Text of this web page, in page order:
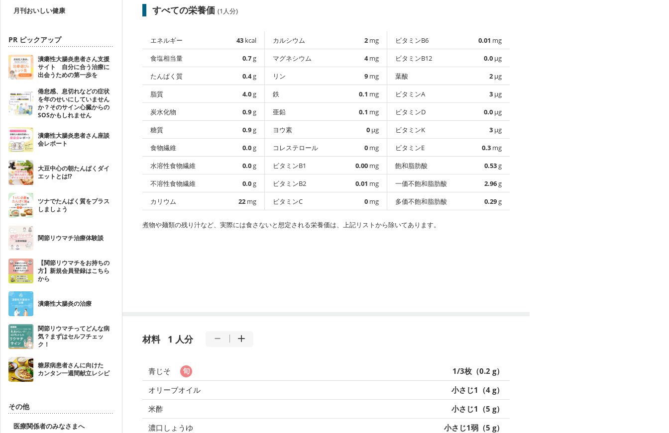
月刊おいしい健康
PR ピックアップ
潰瘍性大腸炎患者さん支援
サイト 自分に合う治療に
出会うための第一歩を
倦怠感、息切れなどの症状
を年のせいにしていません
か？そのサイン心臓からの
SOSかもしれません
潰瘍性大腸炎患者さん座談
会レポート
大豆中心の朝たんぱくダイ
エットとは!?
ツナでたんぱく質をプラス
しましょう
関節リウマチ治療体験談
【関節リウマチをお持ちの
方】新規会員登録はこちら
から
潰瘍性大腸炎の治療
関節リウマチってどんな病
気？まずはセルフチェッ
ク！
糖尿病患者さんに向けた
カンタン一週間献立レシピ
その他
医療関係者のみなさまへ
すべての栄養価 (1人分)
エネルギー 43 kcal
食塩相当量
0.7g
たんぱく質
0.4g
脂質
4.0g
炭水化物
0.9g
糖質
0.9g
食物繊維
0.0g
水溶性食物繊維
0.0g
不溶性食物繊維
0.0g
カリウム
22 mg
カルシウム 2 mg
マグネシウム
4mg
リン
9 mg
鉄
0.1 mg
亜鉛
0.1 mg
ヨウ素
0 µg
コレステロール
0 mg
ビタミンB1
0.00 mg
ビタミンB2
0.01 mg
ビタミンC
0 mg
ビタミンB6 0.01 mg
ビタミンB12
0.0 µg
葉酸
2 µg
ビタミンA
3 µg
ビタミンD
0.0 µg
ビタミンK
3 µg
ビタミンE
0.3 mg
飽和脂肪酸
0.53g
一価不飽和脂肪酸
2.96g
多価不飽和脂肪酸
0.29g
煮物や麺類の残り汁など、実際には食さないと想定される栄養価は、上記リストから除いてあります。
材料 1 人分
青じそ
1/3枚（0.2 g）
オリーブオイル
小さじ1（4 g）
米酢
小さじ1（5 g）
濃口しょうゆ
小さじ1弱（5 g）